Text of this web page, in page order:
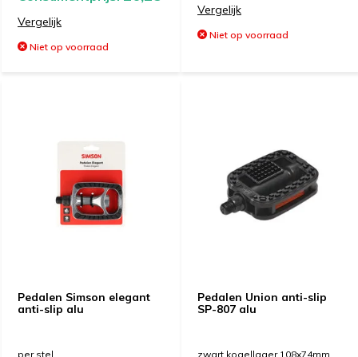
Vergelijk
Niet op voorraad
Vergelijk
Niet op voorraad
Pedalen Simson elegant
anti-slip alu
per stel
Pedalen Union anti-slip
SP-807 alu
zwart kogellager 108x74mm